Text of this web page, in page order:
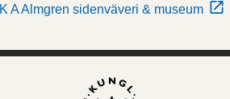
K A Almgren sidenväveri & museum